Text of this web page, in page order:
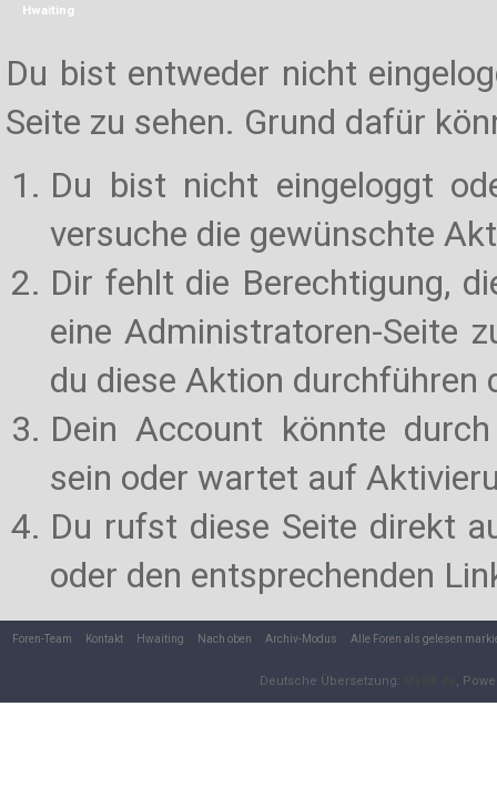
Hwaiting
Du bist entweder nicht
Seite zu sehen. Grund dafür
Du bist nicht eingeloggt
versuche die gewünschte
Dir fehlt die Berechtigung,
eine Administratoren-Seite
du diese Aktion durchführen
Dein Account könnte
sein oder wartet auf
Du rufst diese Seite direkt
oder den entsprechenden
Foren-Team Kontakt Hwaiting Nach oben Archiv-Modus Alle Foren als gelesen
Deutsche Übersetzung: ,